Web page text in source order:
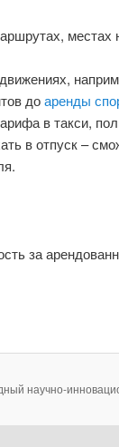
доаренды
в такси,
в отпуск –
за
научно-